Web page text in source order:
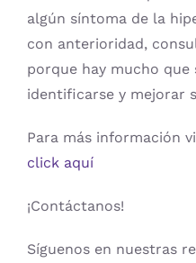
algún síntoma de la
con anterioridad,
porque hay mucho que
identificarse y mejorar
Para más información
click aquí
¡Contáctanos!
Síguenos en nuestras